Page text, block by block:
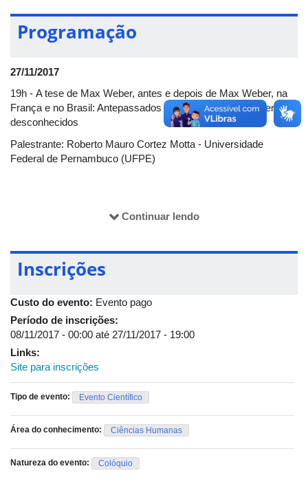
No colóquio, vão participar como palestrantes, filósofos,
historiadores, sociólogos, cientistas políticos e antropólogos,
voltado para estudantes de graduação e da pós graduação da
As inscrições devem ser feitas pelositedo colóquio, sendo 10
reais o valor para participar. O pagamento deve ser realizado no
primeiro dia do evento, ou seja, dia 27, no saguão do bloco 5S,
no estande da comissão organizadora. A inscrição para o
ouvinte é necessária para a emissão de certificado, sendo
Programação
27/11/2017
19h - A tese de Max Weber, antes e depois de Max Weber, na
França e no Brasil: Antepassados esquecidos e descendentes
desconhecidos
Palestrante: Roberto Mauro Cortez Motta - Universidade
Federal de Pernambuco (UFPE)
Palestrante: Sérgio Ricardo da Mata - Universidade Federal de
28/11/2017
14h - O problema teoria e prática: Kant e Weber
Palestrante: Eduardo Soares Neves Silva - Universidade
Federal de Minas Gerais (UFMG)
Palestrante: Renarde Freire Nobre - Universidade Federal de
Minas Gerais (UFMG)
16h - Permanência e atualidade de Max Weber no pensamento
Continuar lendo
Inscrições
Custo do evento: Evento pago
Período de inscrições:
08/11/2017 - 00:00 até 27/11/2017 - 19:00
Links:
Site para inscrições
Tipo de evento: Evento Científico
Área do conhecimento: Ciências Humanas
Natureza do evento: Colóquio